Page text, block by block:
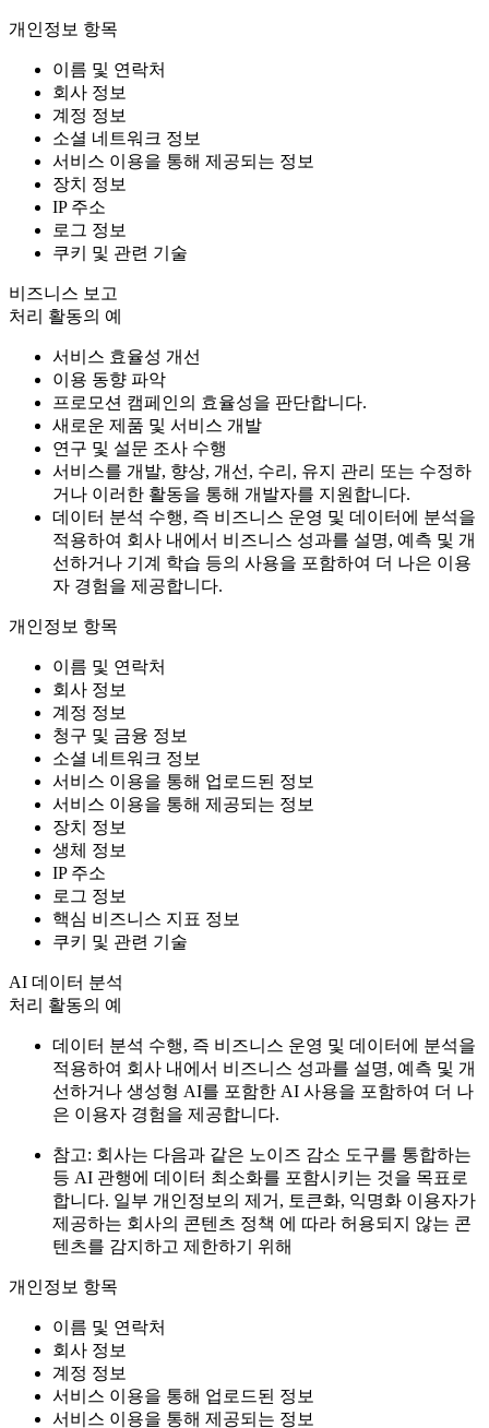
개인정보 항목
이름 및 연락처
회사 정보
계정 정보
소셜 네트워크 정보
서비스 이용을 통해 제공되는 정보
장치 정보
IP 주소
로그 정보
쿠키 및 관련 기술
비즈니스 보고
처리 활동의 예
서비스 효율성 개선
이용 동향 파악
프로모션 캠페인의 효율성을 판단합니다.
새로운 제품 및 서비스 개발
연구 및 설문 조사 수행
서비스를 개발, 향상, 개선, 수리, 유지 관리 또는 수정하
거나 이러한 활동을 통해 개발자를 지원합니다.
데이터 분석 수행, 즉 비즈니스 운영 및 데이터에 분석을
적용하여 회사 내에서 비즈니스 성과를 설명, 예측 및 개
선하거나 기계 학습 등의 사용을 포함하여 더 나은 이용
자 경험을 제공합니다.
개인정보 항목
이름 및 연락처
회사 정보
계정 정보
청구 및 금융 정보
소셜 네트워크 정보
서비스 이용을 통해 업로드된 정보
서비스 이용을 통해 제공되는 정보
장치 정보
생체 정보
IP 주소
로그 정보
핵심 비즈니스 지표 정보
쿠키 및 관련 기술
AI 데이터 분석
처리 활동의 예
데이터 분석 수행, 즉 비즈니스 운영 및 데이터에 분석을
적용하여 회사 내에서 비즈니스 성과를 설명, 예측 및 개
선하거나 생성형 AI를 포함한 AI 사용을 포함하여 더 나
은 이용자 경험을 제공합니다.
참고: 회사는 다음과 같은 노이즈 감소 도구를 통합하는
등 AI 관행에 데이터 최소화를 포함시키는 것을 목표로
합니다. 일부 개인정보의 제거, 토큰화, 익명화 이용자가
제공하는 회사의 콘텐츠 정책 에 따라 허용되지 않는 콘
텐츠를 감지하고 제한하기 위해
개인정보 항목
이름 및 연락처
회사 정보
계정 정보
서비스 이용을 통해 업로드된 정보
서비스 이용을 통해 제공되는 정보